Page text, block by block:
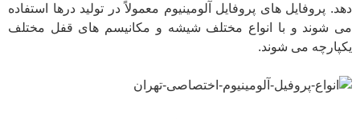
دهد. پروفایل های پروفایل آلومینیوم معمولاً در تولید درها استفاده
می شوند و با انواع مختلف شیشه و مکانیسم های قفل مختلف
یکپارچه می شوند.